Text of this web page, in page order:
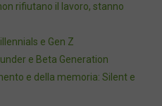
rifiutano il lavoro, stanno
e Gen Z
e Beta Generation
e della memoria: Silent e